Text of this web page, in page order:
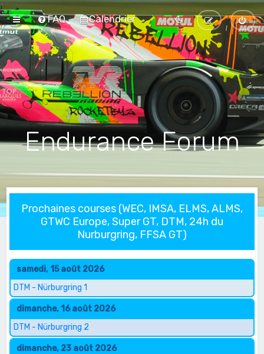
FAQ Calendrier
Endurance Forum
Prochaines courses (WEC, IMSA, ELMS, ALMS,
GTWC Europe, Super GT, DTM, 24h du
Nurburgring, FFSA GT)
samedi, 15 août 2026
DTM - Nürburgring 1
dimanche, 16 août 2026
DTM - Nürburgring 2
dimanche, 23 août 2026